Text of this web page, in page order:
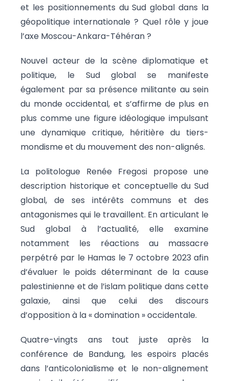
et les positionnements du Sud global dans la
géopolitique internationale ? Quel rôle y joue
l’axe Moscou-Ankara-Téhéran ?
Nouvel acteur de la scène diplomatique et
politique, le Sud global se manifeste
également par sa présence militante au sein
du monde occidental, et s’affirme de plus en
plus comme une figure idéologique impulsant
une dynamique critique, héritière du tiers-
mondisme et du mouvement des non-alignés.
La politologue Renée Fregosi propose une
description historique et conceptuelle du Sud
global, de ses intérêts communs et des
antagonismes qui le travaillent. En articulant le
Sud global à l’actualité, elle examine
notamment les réactions au massacre
perpétré par le Hamas le 7 octobre 2023 afin
d’évaluer le poids déterminant de la cause
palestinienne et de l’islam politique dans cette
galaxie, ainsi que celui des discours
d’opposition à la « domination » occidentale.
Quatre-vingts ans tout juste après la
conférence de Bandung, les espoirs placés
dans l’anticolonialisme et le non-alignement